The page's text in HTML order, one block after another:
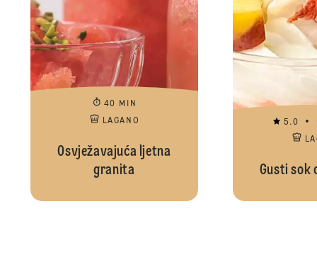
40 MIN
LAGANO
Osvježavajuća ljetna
granita
5.0
Gusti sok